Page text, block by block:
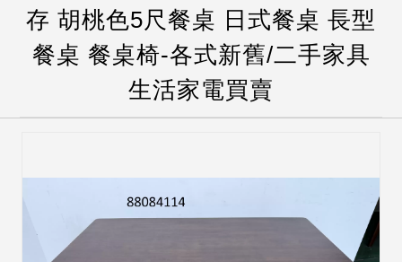
存 胡桃色5尺餐桌 日式餐桌 長型
餐桌 餐桌椅-各式新舊/二手家具
生活家電買賣